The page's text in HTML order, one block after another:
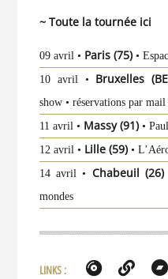
~ Toute la tournée ici
09 avril • Paris (75) •
10 avril • Bruxelles
show • réservations par
11 avril • Massy (91) •
12 avril • Lille (59) •
14 avril • Chabeuil (26)
mondes
LINKS :